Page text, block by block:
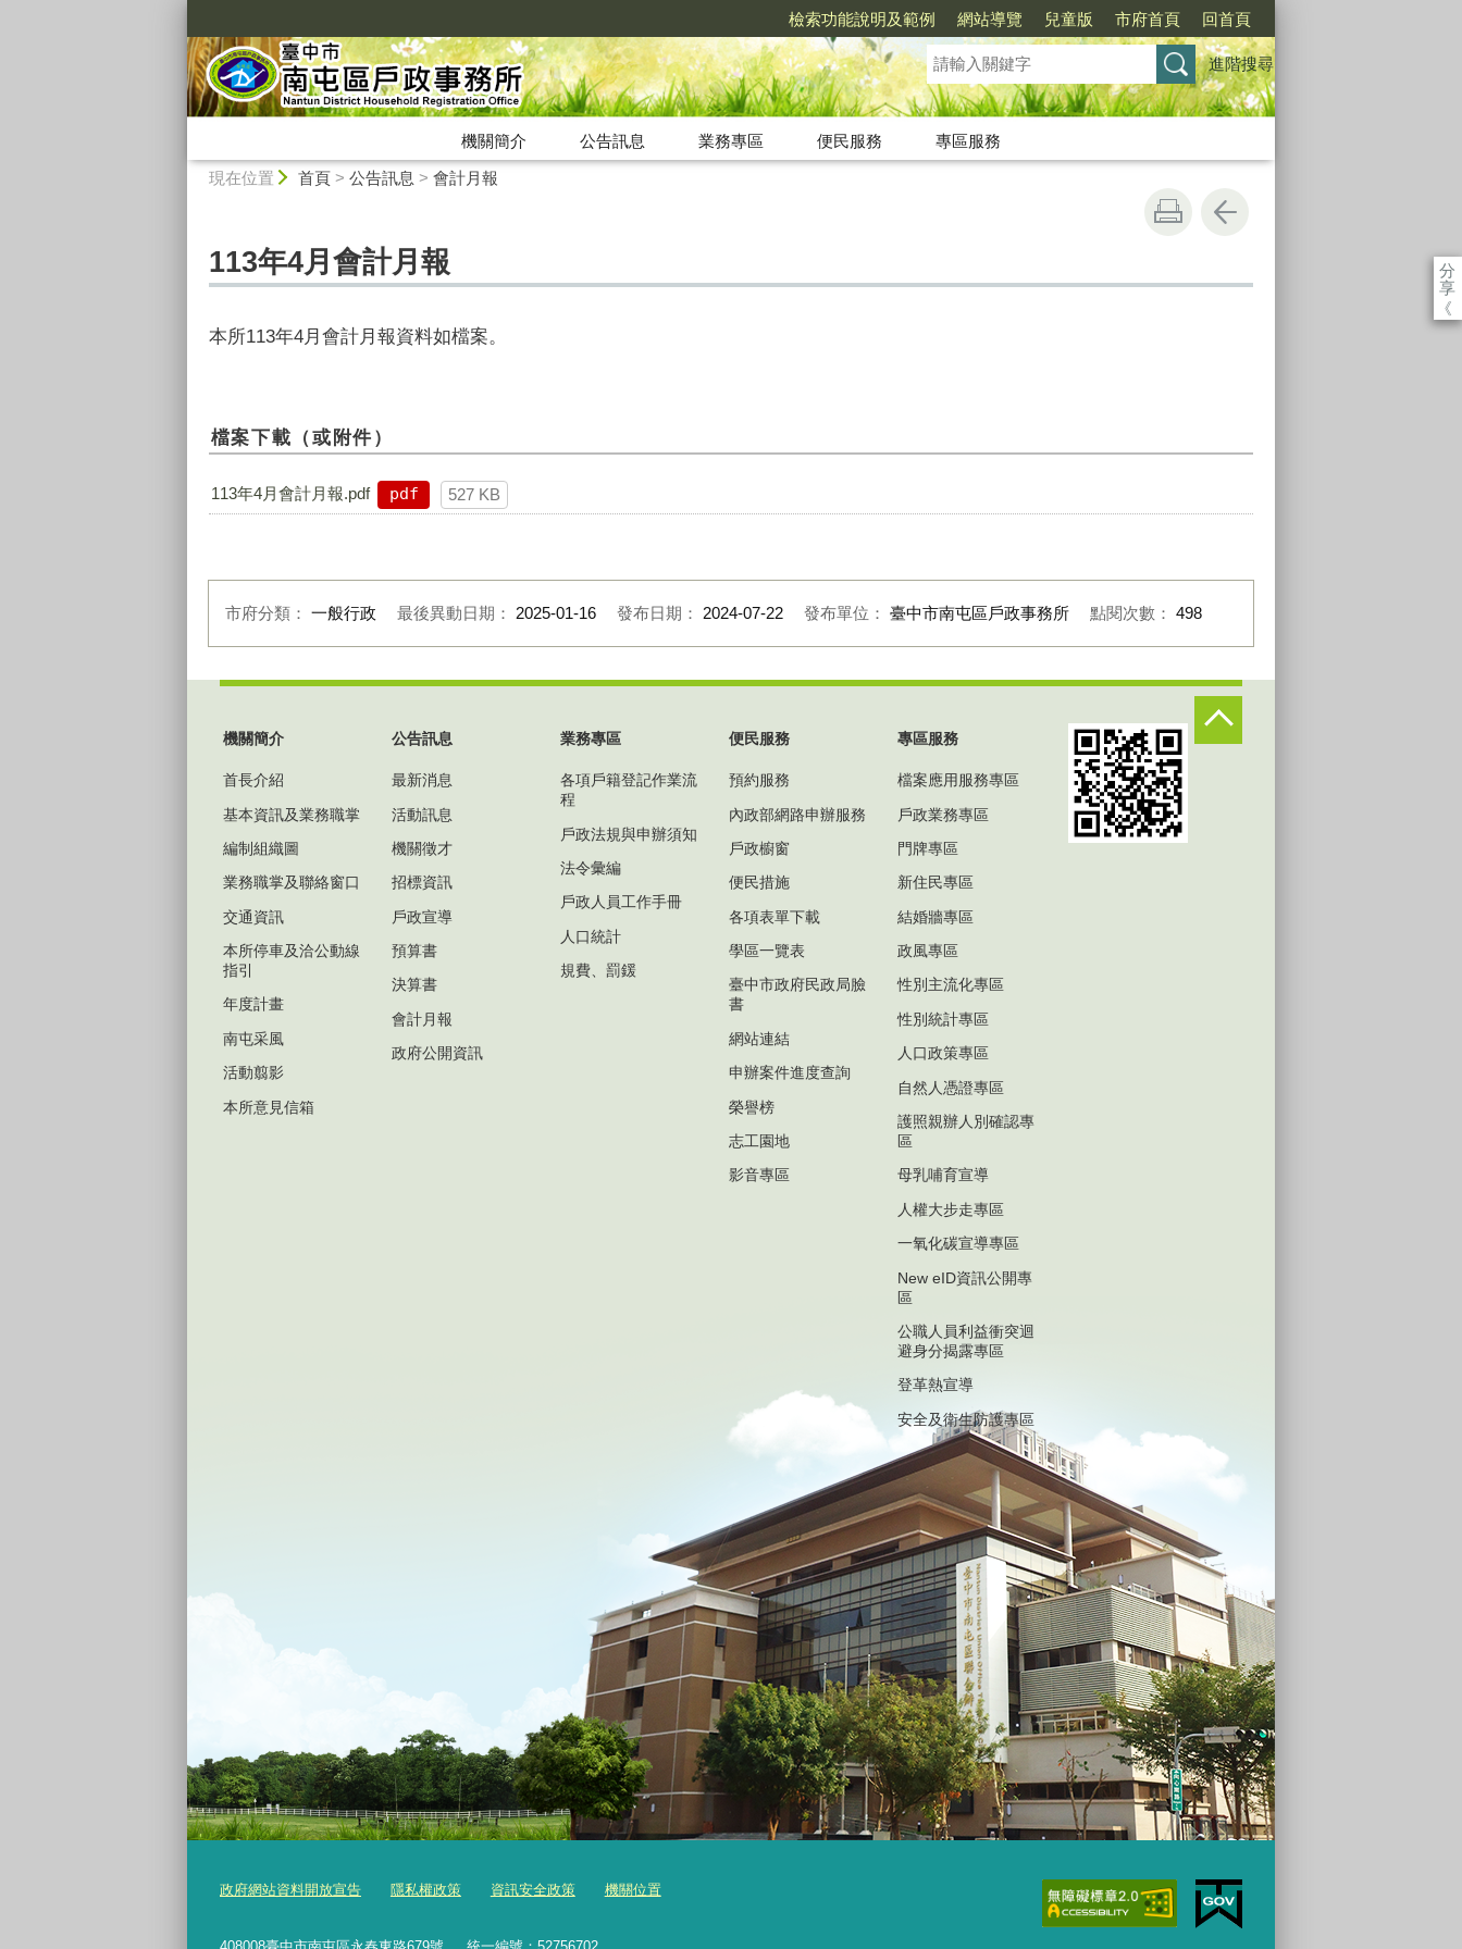
檢索功能說明及範例 網站導覽 兒童版 市府首頁 回首頁
進階搜尋
機關簡介 公告訊息 業務專區 便民服務
專區服務
現在位置 首頁> 公告訊息 > 會計月報
分
享
《
113年4月會計月報
本所113年4月會計月報資料如檔案。
檔案下載（或附件）
113年4月會計月報.pdf pdf 527 KB
市府分類： 一般行政 最後異動日期： 2025-01-16 發布日期： 2024-07-22 發布單位： 臺中市南屯區戶政事務所 點閱次數： 498
機關簡介
首長介紹
基本資訊及業務職掌
編制組織圖
業務職掌及聯絡窗口
交通資訊
本所停車及洽公動線
指引
年度計畫
南屯采風
活動翦影
本所意見信箱
公告訊息
最新消息
活動訊息
機關徵才
招標資訊
戶政宣導
預算書
決算書
會計月報
政府公開資訊
業務專區
各項戶籍登記作業流
程
戶政法規與申辦須知
法令彙編
戶政人員工作手冊
人口統計
規費、罰鍰
便民服務
預約服務
內政部網路申辦服務
戶政櫥窗
便民措施
各項表單下載
學區一覽表
臺中市政府民政局臉
書
網站連結
申辦案件進度查詢
榮譽榜
志工園地
影音專區
專區服務
檔案應用服務專區
戶政業務專區
門牌專區
新住民專區
結婚牆專區
政風專區
性別主流化專區
性別統計專區
人口政策專區
自然人憑證專區
護照親辦人別確認專
區
母乳哺育宣導
人權大步走專區
一氧化碳宣導專區
New eID資訊公開專
區
公職人員利益衝突迴
避身分揭露專區
登革熱宣導
安全及衛生防護專區
政府網站資料開放宣告 隱私權政策 資訊安全政策 機關位置